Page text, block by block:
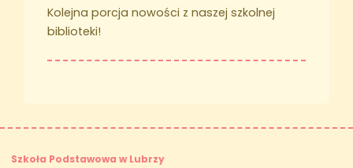
Kolejna porcja nowości z naszej szkolnej
biblioteki!
Szkoła Podstawowa w Lubrzy